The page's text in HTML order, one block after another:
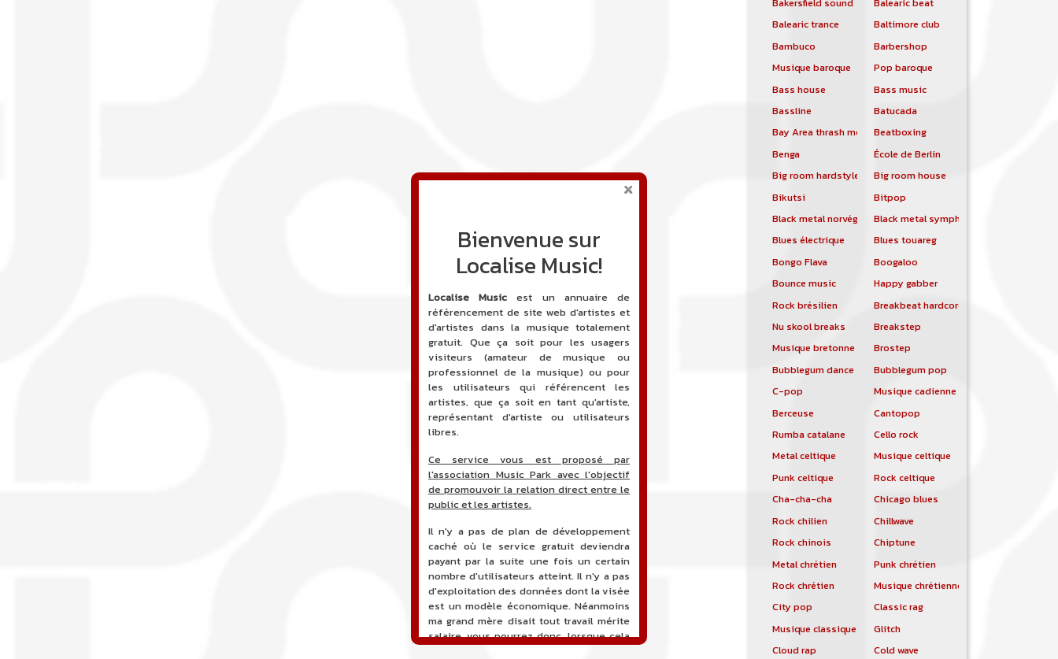
Balearic trance
Baltimore club
Bambuco
Barbershop
Musique baroque
Pop baroque
Bass house
Bass music
Bassline
Batucada
Bay Area thrash metal Beatboxing
Benga
École de Berlin
Big room hardstyle
Big room house
Bikutsi
Bitpop
Black metal norvégien
Black metal symphonique
Blues électrique
Blues touareg
Bongo Flava
Boogaloo
Bounce music
Happy gabber
Rock brésilien
Breakbeat hardcore
Nu skool breaks
Breakstep
Musique bretonne
Brostep
Bubblegum dance
Bubblegum pop
C-pop
Musique cadienne
Berceuse
Cantopop
Rumba catalane
Cello rock
Metal celtique
Musique celtique
Punk celtique
Rock celtique
Cha-cha-cha
Chicago blues
Rock chilien
Chillwave
Rock chinois
Chiptune
Metal chrétien
Punk chrétien
Rock chrétien
Musique chrétienne contemporaine
City pop
Classic rag
Musique classique
Glitch
Cloud rap
Cold wave
Bienvenue sur
Localise Music!
Localise Music est un annuaire de
référencement de site web d'artistes et
d'artistes dans la musique totalement
gratuit. Que ça soit pour les usagers
visiteurs (amateur de musique ou
professionnel de la musique) ou pour
les utilisateurs qui référencent les
artistes, que ça soit en tant qu'artiste,
représentant d'artiste ou utilisateurs
libres.
Ce service vous est proposé par
l'association Music Park avec l'objectif
de promouvoir la relation direct entre le
public et les artistes.
Il n'y a pas de plan de développement
caché où le service gratuit deviendra
payant par la suite une fois un certain
nombre d'utilisateurs atteint. Il n'y a pas
d'exploitation des données dont la visée
est un modèle économique. Néanmoins
ma grand mère disait tout travail mérite
salaire, vous pourrez donc, lorsque cela